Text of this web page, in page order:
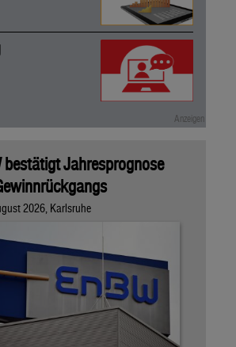
bestätigt Jahresprognose
2026, Karlsruhe